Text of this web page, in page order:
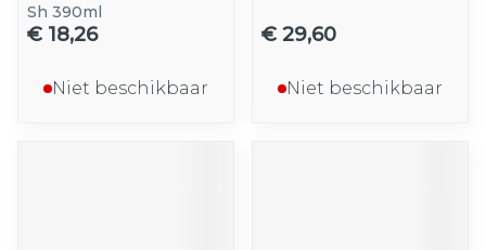
Sh 390ml
€ 18,26
Niet beschikbaar
€ 29,60
Niet beschikbaar